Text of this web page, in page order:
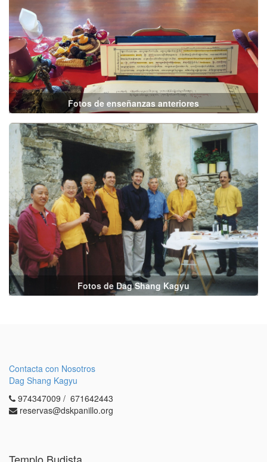
Fotos de enseñanzas anteriores
Fotos de Dag Shang Kagyu
Contacta con Nosotros
Dag Shang Kagyu
974347009 / 671642443
reservas@dskpanillo.org